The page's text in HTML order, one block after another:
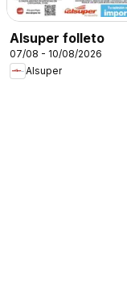
Alsuper folleto
07/08 - 10/08/2026
Alsuper